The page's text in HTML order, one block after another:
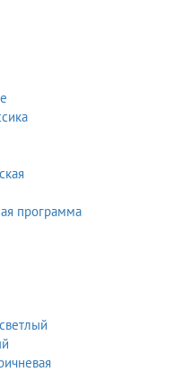
программа